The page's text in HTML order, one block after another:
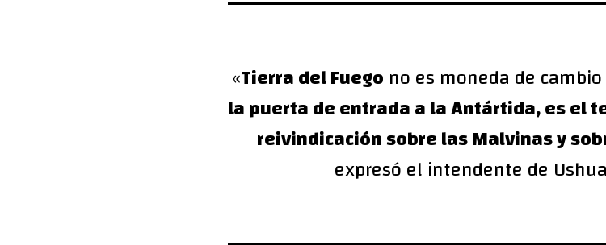
«Tierra del Fuego no es moneda de
la puerta de entrada a la Antártida, es el
reivindicación sobre las Malvinas y
expresó el intendente de